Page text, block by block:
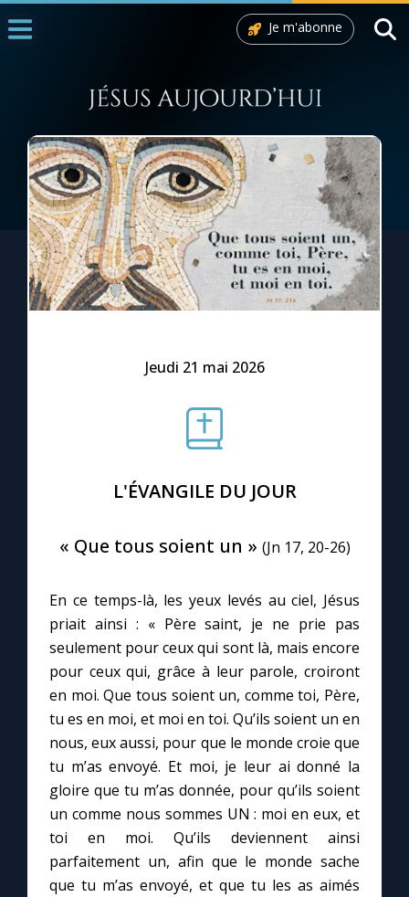
1000 Raisons de Croire
L'actualité de la semaine
La chaîne Youtube
Le site internet
Questions-réponses
Prier au quotidien
Avec Thérèse de Lisieux
L'Évangile chaque jour
Les premiers samedis du mois
Marie qui défait les nœuds
Je m'abonne
Jeudi 21 mai 2026
L'ÉVANGILE DU JOUR
« Que tous soient un » (Jn 17, 20-26)
En ce temps-là, les yeux levés au ciel, Jésus
priait ainsi : « Père saint, je ne prie pas
seulement pour ceux qui sont là, mais encore
pour ceux qui, grâce à leur parole, croiront
en moi. Que tous soient un, comme toi, Père,
tu es en moi, et moi en toi. Qu’ils soient un en
nous, eux aussi, pour que le monde croie que
tu m’as envoyé. Et moi, je leur ai donné la
gloire que tu m’as donnée, pour qu’ils soient
un comme nous sommes UN : moi en eux, et
toi en moi. Qu’ils deviennent ainsi
parfaitement un, afin que le monde sache
que tu m’as envoyé, et que tu les as aimés